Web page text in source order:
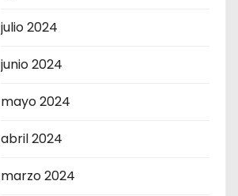
julio 2024
junio 2024
mayo 2024
abril 2024
marzo 2024